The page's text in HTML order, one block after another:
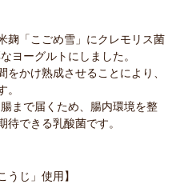
麹「こごめ雪」にクレモリス菌
ヨーグルトにしました。
かけ熟成させることにより、
まで届くため、腸内環境を整
待できる乳酸菌です。
うじ」使用】